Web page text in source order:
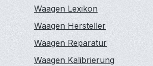
Waagen Lexikon
Waagen Hersteller
Waagen Reparatur
Waagen Kalibrierung